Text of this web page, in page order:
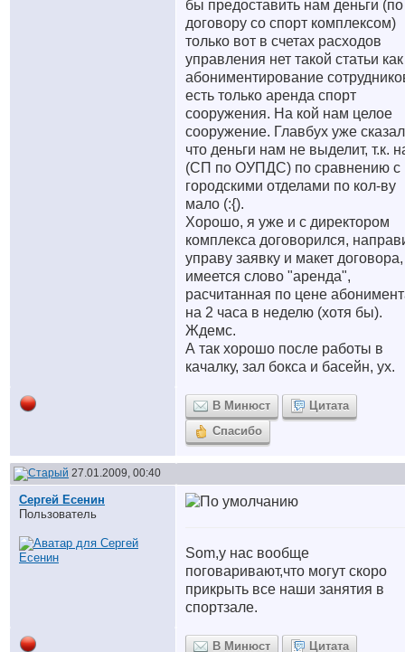
бы предоставить нам деньги (по
договору со спорт комплексом)
только вот в счетах расходов
управления нет такой статьи как
абониментирование
есть только аренда спорт
сооружения. На кой нам целое
сооружение. Главбух уже
что деньги нам не выделит, т.к.
(СП по ОУПДС) по сравнению с
городскими отделами по кол-ву
мало (:{).
Хорошо, я уже и с директором
комплекса договорился,
управу заявку и макет договора,
имеется слово "аренда",
расчитанная по цене
на 2 часа в неделю (хотя бы).
Ждемс.
А так хорошо после работы в
качалку, зал бокса и басейн, ух.
В Минюст
Цитата
Спасибо
27.01.2009, 00:40
Сергей Есенин
Пользователь
Som,у нас вообще
поговаривают,что могут скоро
прикрыть все наши занятия в
спортзале.
В Минюст Цитата